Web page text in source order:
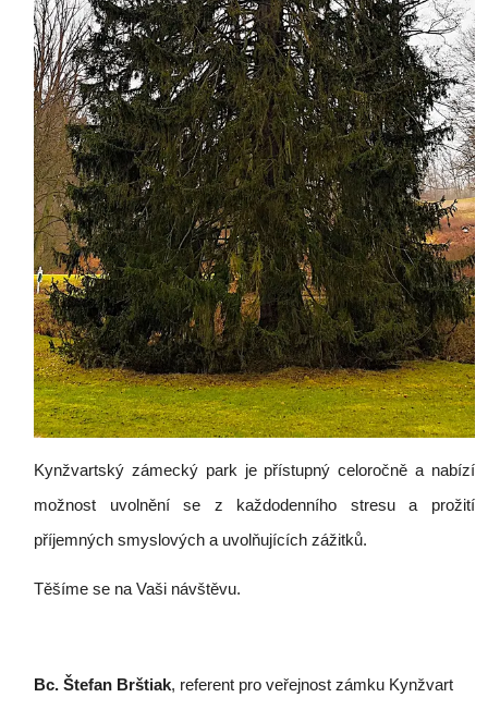
Kynžvartský zámecký park je přístupný celoročně a nabízí
možnost uvolnění se z každodenního stresu a prožití
příjemných smyslových a uvolňujících zážitků.
Těšíme se na Vaši návštěvu.
Bc. Štefan Brštiak, referent pro veřejnost zámku Kynžvart